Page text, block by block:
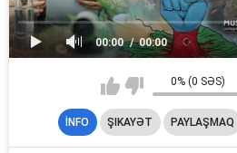
00:00 00:00
0% (0 SƏS)
İNFO ŞIKAYƏT PAYLAŞMAQ